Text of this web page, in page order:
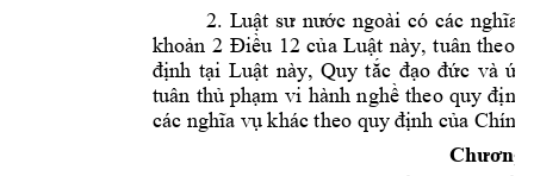
2. Luật sư nước ngoài có các nghĩa
khoản 2 Điều 12 của Luật này, tuân theo
định tại Luật này, Quy tắc đạo đức và
tuân thủ phạm vi hành nghề theo quy định
các nghĩa vụ khác theo quy định của Chính